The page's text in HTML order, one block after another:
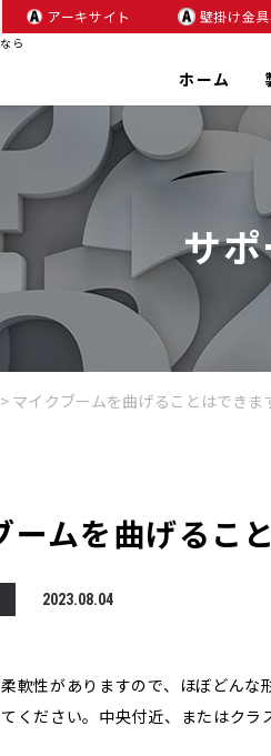
ら
アーキサイト 壁掛け金
ホーム
サ
> マイクブームを曲げることはできま
ームを曲げるこ
2023.08.04
軟性がありますので、ほぼどん
ください。中央付近、またはクラ